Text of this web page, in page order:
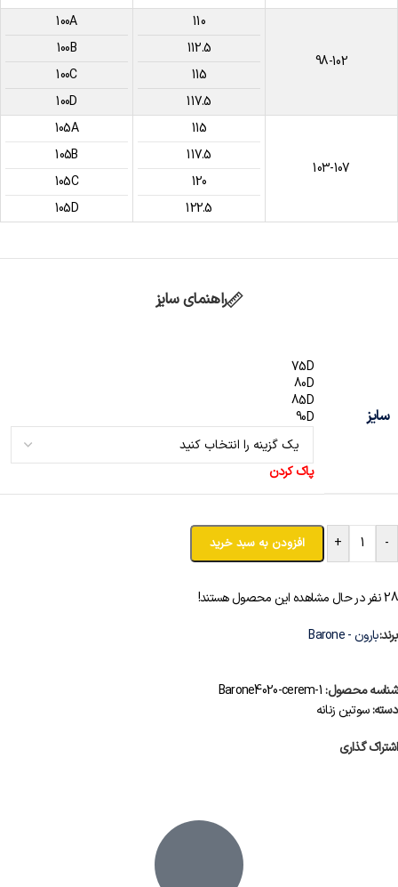
98-102
110
112.5
115
117.5
100A
100B
100C
100D
103-107
115
117.5
120
122.5
105A
105B
105C
105D
راهنمای سایز
سایز
75D
80D
85D
90D
پاک کردن
-
+ افزودن به سبد خرید
28نفر در حال مشاهده این محصول هستند!
برند:بارون - ‌Barone
شناسه محصول:1-Barone4020-cerem
دسته:سوتین زنانه
اشتراک گذاری